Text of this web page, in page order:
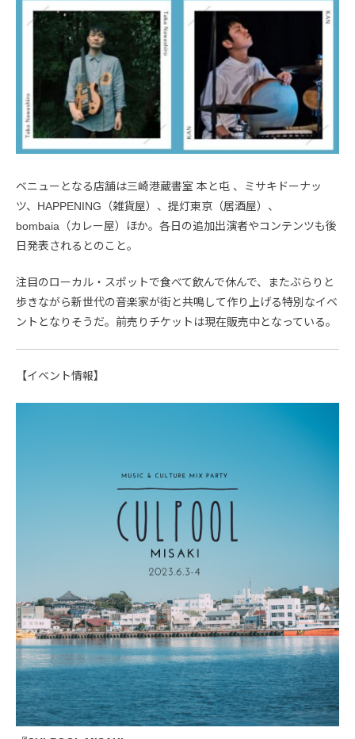
ベニューとなる店舗は三崎港蔵書室 本と屯 、ミサキドーナッ
ツ、HAPPENING（雑貨屋）、提灯東京（居酒屋）、
bombaia（カレー屋）ほか。各日の追加出演者やコンテンツも後
日発表されるとのこと。
注目のローカル・スポットで食べて飲んで休んで、またぶらりと
歩きながら新世代の音楽家が街と共鳴して作り上げる特別なイベ
ントとなりそうだ。前売りチケットは現在販売中となっている。
【イベント情報】